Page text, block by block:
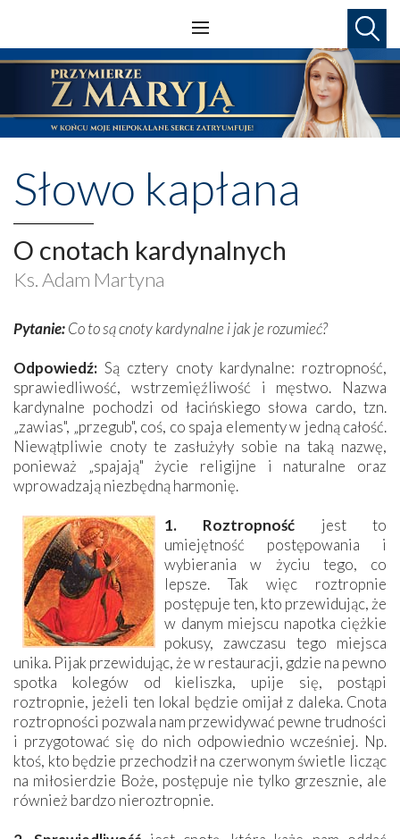
Słowo kapłana
O cnotach kardynalnych
Ks. Adam Martyna
Pytanie:Co to są cnoty kardynalne i jak je rozumieć?
Odpowiedź: Są cztery cnoty kardynalne: roztropność,
sprawiedliwość, wstrzemięźliwość i męstwo. Nazwa
kardynalne pochodzi od łacińskiego słowa cardo, tzn.
„zawias", „przegub", coś, co spaja elementy w jedną całość.
Niewątpliwie cnoty te zasłużyły sobie na taką nazwę,
ponieważ „spajają" życie religijne i naturalne oraz
wprowadzają niezbędną harmonię.
1. Roztropność jest to
umiejętność postępowania i
wybierania w życiu tego, co
lepsze. Tak więc roztropnie
postępuje ten, kto przewidując, że
w danym miejscu napotka ciężkie
pokusy, zawczasu tego miejsca
unika. Pijak przewidując, że w restauracji, gdzie na pewno
spotka kolegów od kieliszka, upije się, postąpi
roztropnie, jeżeli ten lokal będzie omijał z daleka. Cnota
roztropności pozwala nam przewidywać pewne trudności
i przygotować się do nich odpowiednio wcześniej. Np.
ktoś, kto będzie przechodził na czerwonym świetle licząc
na miłosierdzie Boże, postępuje nie tylko grzesznie, ale
również bardzo nieroztropnie.